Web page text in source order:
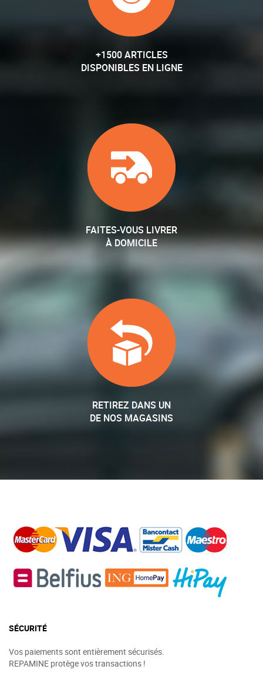
+1500 ARTICLES
DISPONIBLES EN LIGNE
FAITES-VOUS LIVRER
À DOMICILE
RETIREZ DANS UN
DE NOS MAGASINS
SÉCURITÉ
Vos paiements sont entièrement sécurisés.
REPAMINE protège vos transactions !